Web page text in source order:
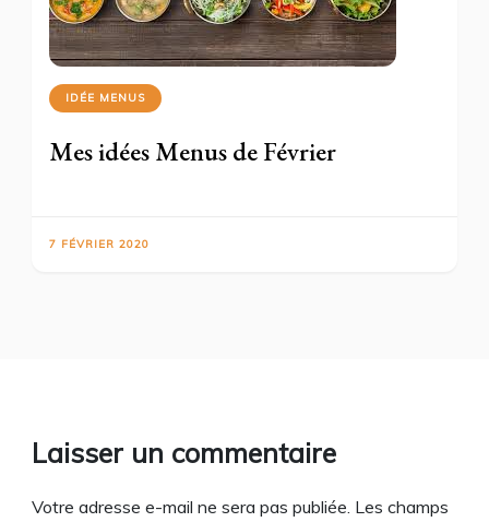
IDÉE MENUS
Mes idées Menus de Février
7 FÉVRIER 2020
Laisser un commentaire
Votre adresse e-mail ne sera pas publiée. Les champs